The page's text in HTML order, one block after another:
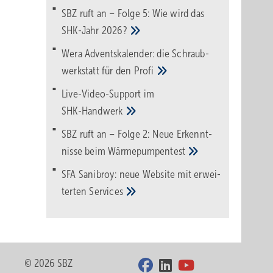
SBZ ruft an – Folge 5: Wie wird das
SHK-Jahr 2026?
Wera Adventskalender: die Schraub­
werk­statt für den Pro­fi
Live-Video-Support im
SHK-Handwerk
SBZ ruft an – Folge 2: Neue Erkennt­
nisse beimWärme­pumpen­test
SFA Sanibroy: neue Web­site mit erwei­
tertenServices
© 2026 SBZ